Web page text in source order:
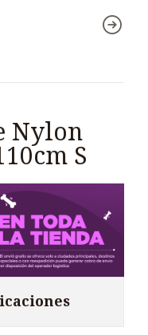
Nylon
S